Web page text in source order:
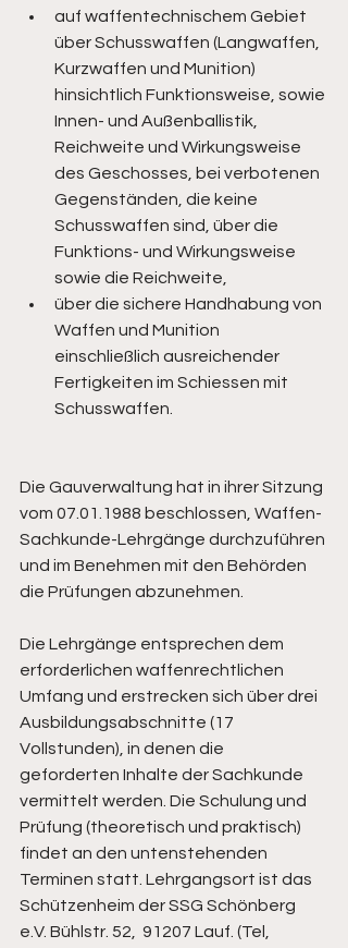
auf waffentechnischem Gebiet
über Schusswaffen (Langwaffen,
Kurzwaffen und Munition)
hinsichtlich Funktionsweise, sowie
Innen- und Außenballistik,
Reichweite und Wirkungsweise
des Geschosses, bei verbotenen
Gegenständen, die keine
Schusswaffen sind, über die
Funktions- und Wirkungsweise
sowie die Reichweite,
über die sichere Handhabung von
Waffen und Munition
einschließlich ausreichender
Fertigkeiten im Schiessen mit
Schusswaffen.
Die Gauverwaltung hat in ihrer Sitzung
vom 07.01.1988 beschlossen, Waffen-
Sachkunde-Lehrgänge durchzuführen
und im Benehmen mit den Behörden
die Prüfungen abzunehmen.
Die Lehrgänge entsprechen dem
erforderlichen waffenrechtlichen
Umfang und erstrecken sich über drei
Ausbildungsabschnitte (17
Vollstunden), in denen die
geforderten Inhalte der Sachkunde
vermittelt werden. Die Schulung und
Prüfung (theoretisch und praktisch)
findet an den untenstehenden
Terminen statt. Lehrgangsort ist das
Schützenheim der SSG Schönberg
e.V. Bühlstr. 52,  91207 Lauf. (Tel,